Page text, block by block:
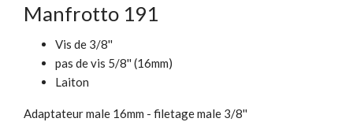
Manfrotto 191
Vis de 3/8''
pas de vis 5/8'' (16mm)
Laiton
Adaptateur male 16mm - filetage male 3/8''